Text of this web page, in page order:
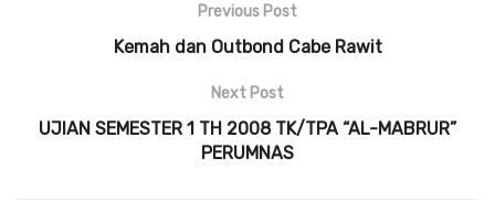
Previous Post
Kemah dan Outbond Cabe Rawit
Next Post
UJIAN SEMESTER 1 TH 2008 TK/TPA “AL-MABRUR”
PERUMNAS